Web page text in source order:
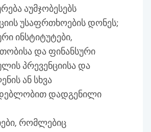
აუმჯობესებს
უსაფრთხოების დონეს;
ინსტიტუტები,
და ფინანსური
პრევენციისა და
ან სხვა
დადგენილი
რომლებიც